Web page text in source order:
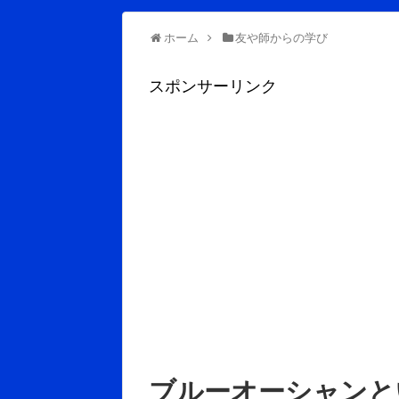
ホーム 友や師からの学び
スポンサーリンク
ブルーオーシャンと